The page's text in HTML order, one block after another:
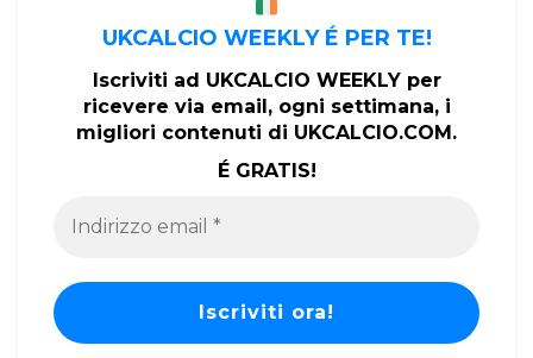
UKCALCIO WEEKLY É PER TE!
Iscriviti ad UKCALCIO WEEKLY per
ricevere via email, ogni settimana, i
migliori contenuti di UKCALCIO.COM.
É GRATIS!